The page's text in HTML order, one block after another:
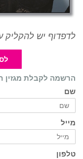
לדפדוף יש להקליק
הרשמה לקבלת מגזין
שם
מייל
טלפון